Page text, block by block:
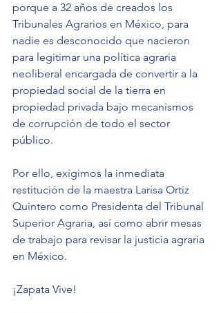
porque a 32 años de creados los
Tribunales Agrarios en México, para
nadie es desconocido que nacieron
para legitimar una política agraria
neoliberal encargada de convertir a la
propiedad social de la tierra en
propiedad privada bajo mecanismos
de corrupción de todo el sector
público.
Por ello, exigimos la inmediata
restitución de la maestra Larisa Ortiz
Quintero como Presidenta del Tribunal
Superior Agraria, así como abrir mesas
de trabajo para revisar la justicia agraria
en México.
¡Zapata Vive!